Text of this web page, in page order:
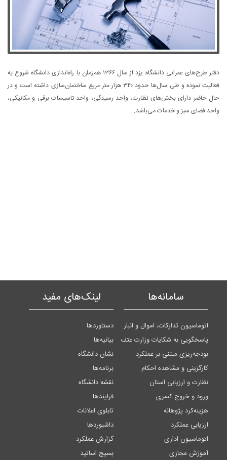
دفتر طرح‌های عمرانی دانشگاه یزد از سال ۱۳۶۶ هم‌زمان با راه‌اندازی دانشگاه شروع به
فعالیت نموده و طی سال‌ها حدود ۳۴۰ هزار متر مربع ساختمان‌سازی داشته است و در
حال حاضر دارای بخش‌های نظارت، واحد رسیدگی، واحد تاسیسات برقی و مکانیکی،
واحد فضای سبز و خدمات می‌باشد.
سامانه‌ها
اتوماسیون تدارکات، اموال و انبار
پاسخگویی به شکایات وزارت عتف
بودجه‌ریزی مبتنی بر عملکرد
کارگزینی و مشاهده احکام
نظارت و ارزیابی استان
ورود و خروج کسری
هزینه‌کرد پژوهانه
ارزیابی عملکرد
اتوماسیون اداری
آموزش مجازی
لینک‌های مفید
دستاوردها
بیانیه‌ها
نشان دانشگاه
برنامه‌ها
نقشه دانشگاه
فرایندها
تابلوی اعلانات
داشبوردها
گزارش عملکرد
بسیج اساتید